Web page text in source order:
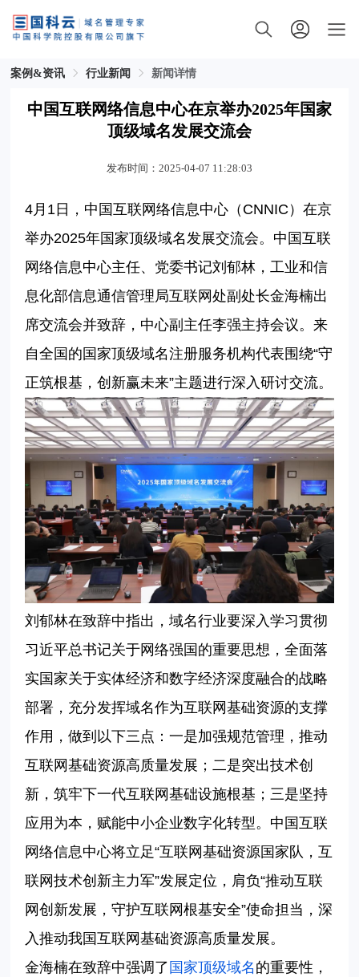
案例&资讯 行业新闻 新闻详情
中国互联网络信息中心在京举办2025年国家
顶级域名发展交流会
发布时间：2025-04-07 11:28:03
4月1日，中国互联网络信息中心（CNNIC）在京
举办2025年国家顶级域名发展交流会。中国互联
网络信息中心主任、党委书记刘郁林，工业和信
息化部信息通信管理局互联网处副处长金海楠出
席交流会并致辞，中心副主任李强主持会议。来
自全国的国家顶级域名注册服务机构代表围绕“守
正筑根基，创新赢未来”主题进行深入研讨交流。
刘郁林在致辞中指出，域名行业要深入学习贯彻
习近平总书记关于网络强国的重要思想，全面落
实国家关于实体经济和数字经济深度融合的战略
部署，充分发挥域名作为互联网基础资源的支撑
作用，做到以下三点：一是加强规范管理，推动
互联网基础资源高质量发展；二是突出技术创
新，筑牢下一代互联网基础设施根基；三是坚持
应用为本，赋能中小企业数字化转型。中国互联
网络信息中心将立足“互联网基础资源国家队，互
联网技术创新主力军”发展定位，肩负“推动互联
网创新发展，守护互联网根基安全”使命担当，深
入推动我国互联网基础资源高质量发展。
金海楠在致辞中强调了 国家顶级域名 的重要性，